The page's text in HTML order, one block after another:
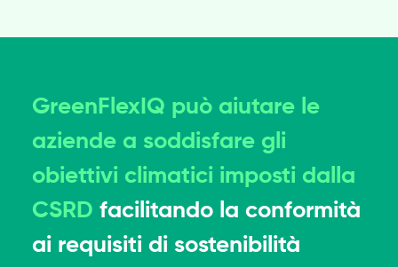
GreenFlexIQ può aiutare le
aziende a soddisfare gli
obiettivi climatici imposti dalla
CSRD facilitando la conformità
ai requisiti di sostenibilità